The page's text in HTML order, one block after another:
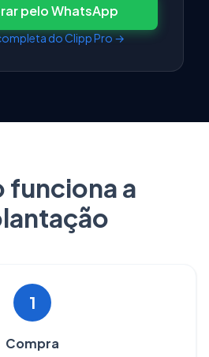
pelo WhatsApp
do Clipp Pro →
funciona a
1
Compra